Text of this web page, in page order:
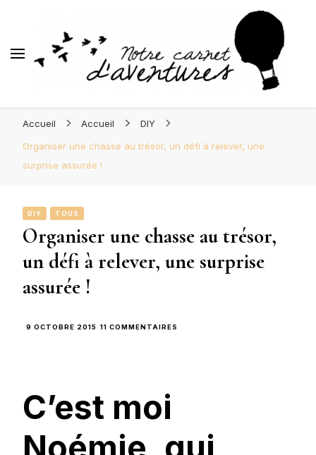
d'Aventures
Accueil Accueil
DIY
Organiser une chasse au trésor, un défi à relever, une
surprise assurée !
DIY TOUS
Organiser une chasse au trésor,
un défi à relever, une surprise
assurée !
9 OCTOBRE 2015 11 COMMENTAIRES
RELEVER,
UNE
C’est moi
Noémie, qui